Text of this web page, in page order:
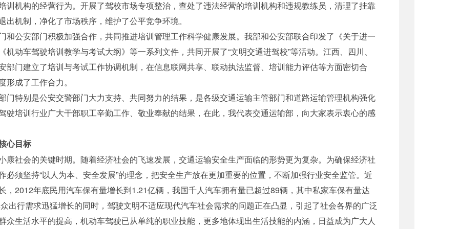
训机构的经营行为。开展了驾校市场专项整治，查处了违法经营的培训机构和违规教练员，清理了挂靠
机制，净化了市场秩序，维护了公平竞争环境。
公安部门积极加强合作，共同推进培训管理工作科学健康发展。我部和公安部联合印发了《关于进一
动车驾驶培训教学与考试大纲》等一系列文件，共同开展了“文明交通进驾校”等活动。江西、四川、
部门建立了培训与考试工作协调机制，在信息联网共享、联动执法监督、培训能力评估等方面密切合
成了工作合力。
特别是公安交警部门大力支持、共同努力的结果，是各级交通运输主管部门和道路运输管理机构强化
驶培训行业广大干部职工辛勤工作、敬业奉献的结果，在此，我代表交通运输部，向大家表示衷心的感
心目标
社会的关键时期。随着经济社会的飞速发展，交通运输安全生产面临的形势更为复杂。为确保经济社
须坚持“以人为本、安全发展”的理念，把安全生产放在更加重要的位置，不断加强行业安全监管。近
，2012年底民用汽车保有量增长到1.21亿辆，我国千人汽车拥有量已超过89辆，其中私家车保有量达
出行需求迅猛增长的同时，驾驶文明不适应现代汽车社会需求的问题正在凸显，引起了社会各界的广泛
众生活水平的提高，机动车驾驶已从单纯的职业技能，更多地体现出生活技能的内涵，日益成为广大人